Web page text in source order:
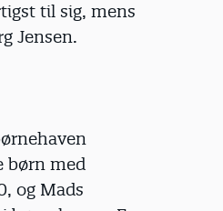
til sig, mens
Jensen.
børn med
og Mads